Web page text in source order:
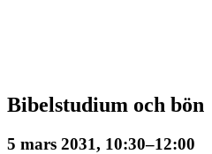
Bibelstudium och bön
5 mars 2031, 10:30–12:00